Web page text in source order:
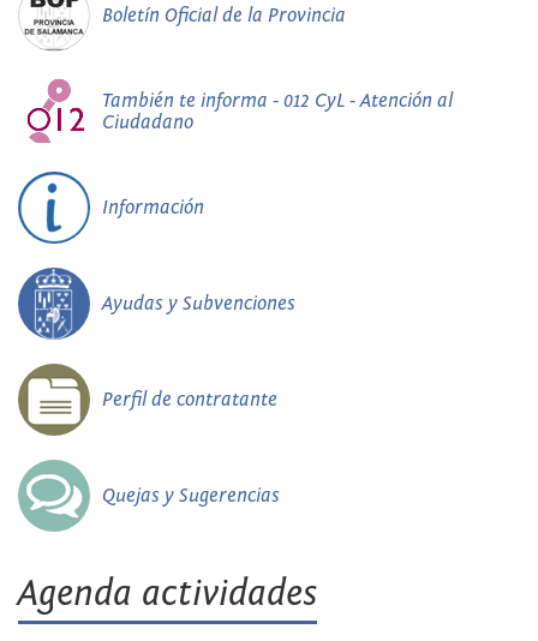
Boletín Oficial de la Provincia
También te informa - 012 CyL - Atención al
Ciudadano
Información
Ayudas y Subvenciones
Perfil de contratante
Quejas y Sugerencias
Agenda actividades